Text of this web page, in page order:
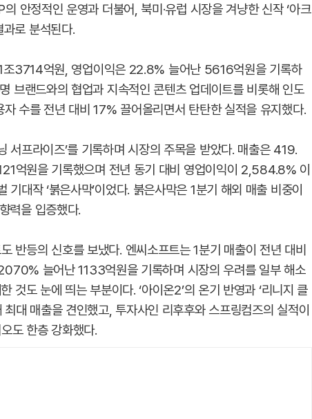
의 안정적인 운영과 더불어, 북미·유럽 시장을 겨냥한 신작 ‘아크
과로 분석된다.
3714억원, 영업이익은 22.8% 늘어난 5616억원을 기록하
브랜드와의 협업과 지속적인 콘텐츠 업데이트를 비롯해 인도
수를 전년 대비 17% 끌어올리면서 탄탄한 실적을 유지했다.
서프라이즈’를 기록하며 시장의 주목을 받았다. 매출은 419.
억원을 기록했으며 전년 동기 대비 영업이익이 2,584.8% 이
대작 ‘붉은사막’이었다. 붉은사막은 1분기 해외 매출 비중이
력을 입증했다.
반등의 신호를 보냈다. 엔씨소프트는 1분기 매출이 전년 대비
늘어난 1133억원을 기록하며 시장의 우려를 일부 해소
것도 눈에 띄는 부분이다. ‘아이온2’의 온기 반영과 ‘리니지 클
대 매출을 견인했고, 투자사인 리후후와 스프링컴즈의 실적이
도 한층 강화했다.